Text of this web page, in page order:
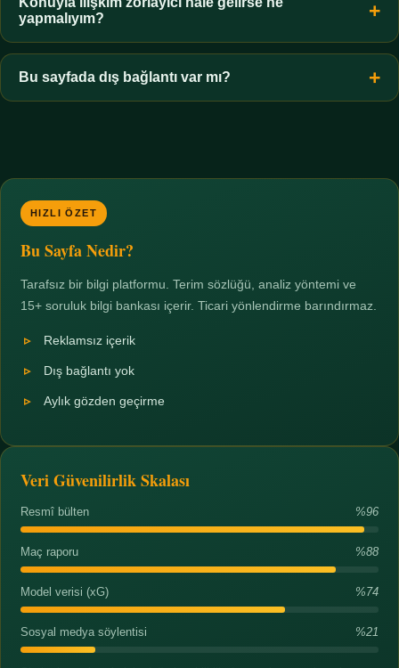
zorunluluktur.
yapmalıyım?
Zaman sınırı koyun, harcadığınız süreyi ölçün ve gerekirse
profesyonel destek alın. Türkiye'de ücretsiz danışma hatları
mevcuttur; yardım istemek güçlü bir adımdır.
Bu sayfada dış bağlantı var mı?
HIZLI ÖZET
Bu Sayfa Nedir?
Tarafsız bir bilgi platformu. Terim sözlüğü, analiz yöntemi ve
15+ soruluk bilgi bankası içerir. Ticari yönlendirme barındırmaz.
Reklamsız içerik
Dış bağlantı yok
Aylık gözden geçirme
Veri Güvenilirlik Skalası
Resmî bülten %96
Maç raporu %88
Model verisi (xG) %74
Sosyal medya söylentisi %21